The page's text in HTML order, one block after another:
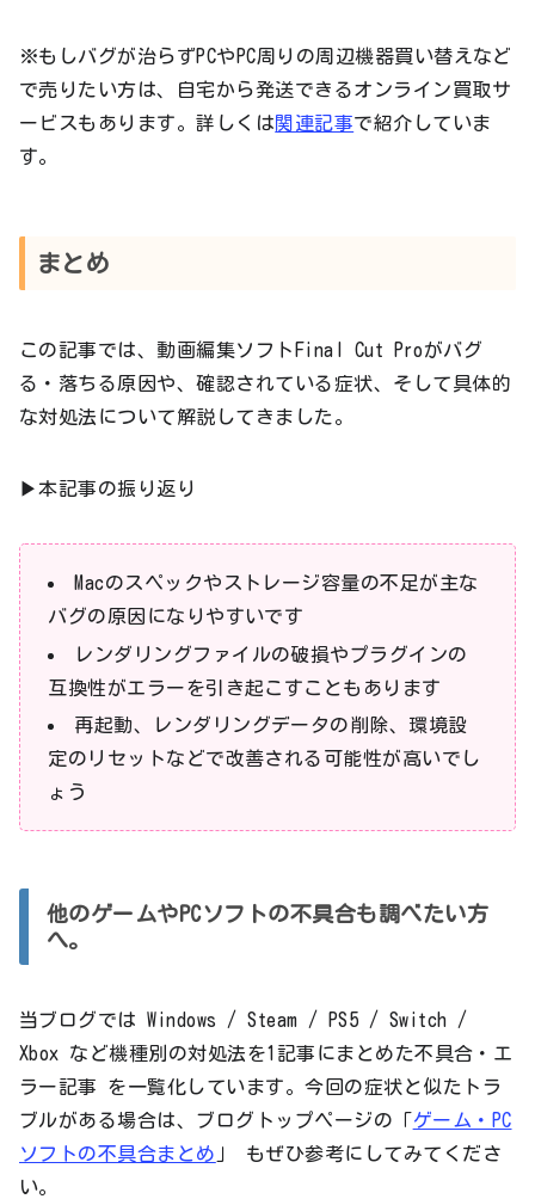
※もしバグが治らずPCやPC周りの周辺機器買い替えなど
で売りたい方は、自宅から発送できるオンライン買取サ
ービスもあります。詳しくは関連記事で紹介していま
す。
まとめ
この記事では、動画編集ソフトFinal Cut Proがバグ
る・落ちる原因や、確認されている症状、そして具体的
な対処法について解説してきました。
▶本記事の振り返り
Macのスペックやストレージ容量の不足が主な
バグの原因になりやすいです
レンダリングファイルの破損やプラグインの
互換性がエラーを引き起こすこともあります
再起動、レンダリングデータの削除、環境設
定のリセットなどで改善される可能性が高いでし
ょう
他のゲームやPCソフトの不具合も調べたい方
へ。
当ブログでは Windows / Steam / PS5 / Switch /
Xbox など機種別の対処法を1記事にまとめた不具合・エ
ラー記事 を一覧化しています。今回の症状と似たトラ
ブルがある場合は、ブログトップページの「ゲーム・PC
ソフトの不具合まとめ 」 もぜひ参考にしてみてくださ
い。